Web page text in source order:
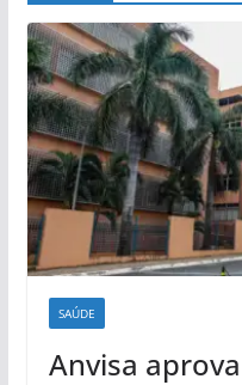
SAÚDE
Anvisa